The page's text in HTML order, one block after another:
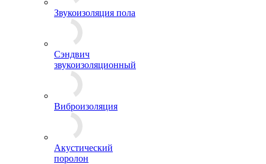
Звукоизоляция пола
Сэндвич
звукоизоляционный
Виброизоляция
Акустический
поролон